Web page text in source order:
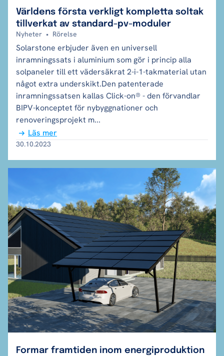
Världens första verkligt kompletta soltak
tillverkat av standard-pv-moduler
Nyheter • Rörelse
Solarstone erbjuder även en universell
inramningssats i aluminium som gör i princip alla
solpaneler till ett vädersäkrat 2-i-1-takmaterial utan
något extra underskikt.Den patenterade
inramningssatsen kallas Click-on® - den förvandlar
BIPV-konceptet för nybyggnationer och
renoveringsprojekt m...
Läs mer
30.10.2023
Formar framtiden inom energiproduktion